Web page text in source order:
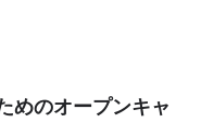
めのオープンキャ